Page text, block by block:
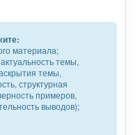
материала;
темы,
темы,
структурная
примеров,
выводов);